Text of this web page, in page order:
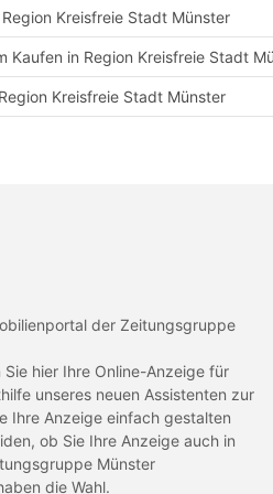
Kreisfreie Stadt Münster
Kaufen in Region Kreisfreie Stadt
Kreisfreie Stadt Münster
der Zeitungsgruppe
hier Ihre Online-Anzeige für
unseres neuen Assistenten zur
Ihre Anzeige einfach gestalten
ob Sie Ihre Anzeige auch in
Münster
die Wahl.